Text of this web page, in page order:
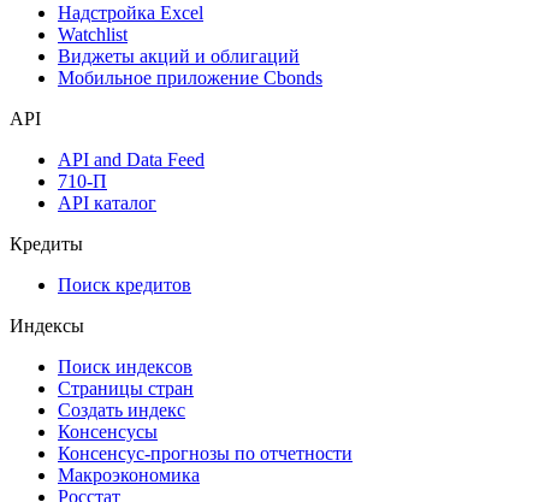
Надстройка Excel
Watchlist
Виджеты акций и облигаций
Мобильное приложение Cbonds
API
API and Data Feed
710-П
API каталог
Кредиты
Поиск кредитов
Индексы
Поиск индексов
Страницы стран
Создать индекс
Консенсусы
Консенсус-прогнозы по отчетности
Макроэкономика
Росстат